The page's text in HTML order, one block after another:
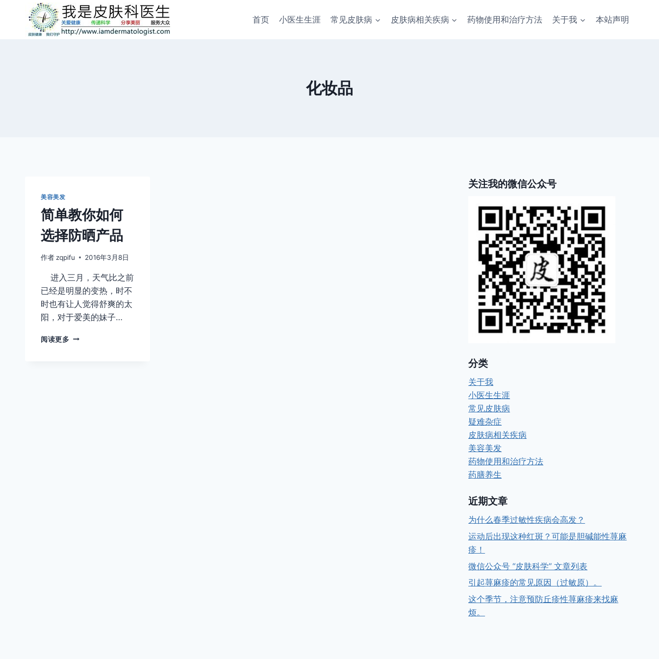
首页 小医生生涯 常见皮肤病 皮肤病相关疾病 药物使用和治疗方法 关于我 本站声明
化妆品
美容美发
简单教你如何
选择防晒产品
作者 zqpifu 2016年3月8日
进入三月，天气比之前
已经是明显的变热，时不
时也有让人觉得舒爽的太
阳，对于爱美的妹子…
阅读更多 简
关注我的微信公众号
分类
关于我
小医生生涯
常见皮肤病
疑难杂症
皮肤病相关疾病
美容美发
药物使用和治疗方法
药膳养生
近期文章
为什么春季过敏性疾病会高发？
运动后出现这种红斑？可能是胆碱能性荨麻
疹！
微信公众号 “皮肤科学” 文章列表
引起荨麻疹的常见原因（过敏原）。
这个季节，注意预防丘疹性荨麻疹来找麻
烦。